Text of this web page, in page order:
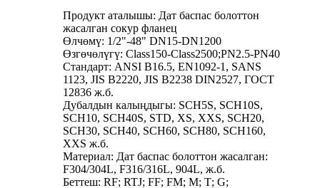
Продукт аталышы: Дат баспас болоттон
жасалган сокур фланец
Өлчөмү: 1/2"-48" DN15-DN1200
Өзгөчөлүгү: Class150-Class2500;PN2.5-PN40
Стандарт: ANSI B16.5, EN1092-1, SANS
1123, JIS B2220, JIS B2238 DIN2527, ГОСТ
12836 ж.б.
Дубалдын калыңдыгы: SCH5S, SCH10S,
SCH10, SCH40S, STD, XS, XXS, SCH20,
SCH30, SCH40, SCH60, SCH80, SCH160,
XXS ж.б.
Материал: Дат баспас болоттон жасалган:
F304/304L, F316/316L, 904L, ж.б.
Беттеш: RF; RTJ; FF; FM; M; Т; G;